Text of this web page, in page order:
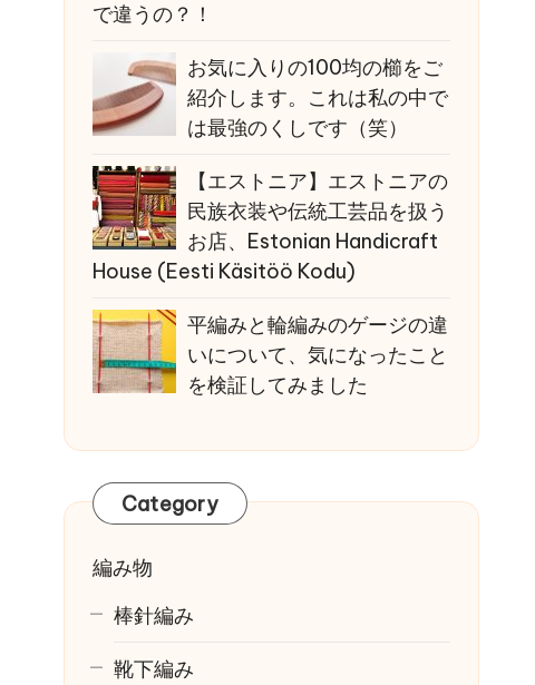
で違うの？！
お気に入りの100均の櫛をご
紹介します。これは私の中で
は最強のくしです（笑）
【エストニア】エストニアの
民族衣装や伝統工芸品を扱う
お店、Estonian Handicraft
House (Eesti Käsitöö Kodu)
平編みと輪編みのゲージの違
いについて、気になったこと
を検証してみました
Category
編み物
棒針編み
靴下編み